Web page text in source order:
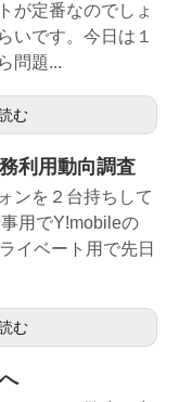
が定番なのでしょ
いです。今日は１
問題...
む
利用動向調査
ンを２台持ちして
用でY!mobileの
イベート用で先日
む